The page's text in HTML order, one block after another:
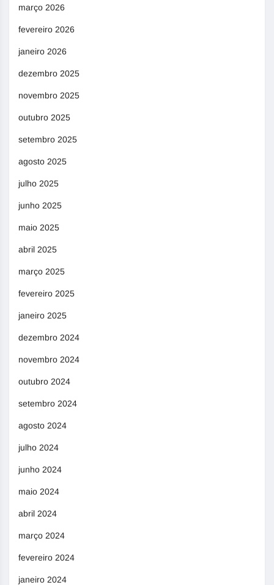
março 2026
fevereiro 2026
janeiro 2026
dezembro 2025
novembro 2025
outubro 2025
setembro 2025
agosto 2025
julho 2025
junho 2025
maio 2025
abril 2025
março 2025
fevereiro 2025
janeiro 2025
dezembro 2024
novembro 2024
outubro 2024
setembro 2024
agosto 2024
julho 2024
junho 2024
maio 2024
abril 2024
março 2024
fevereiro 2024
janeiro 2024